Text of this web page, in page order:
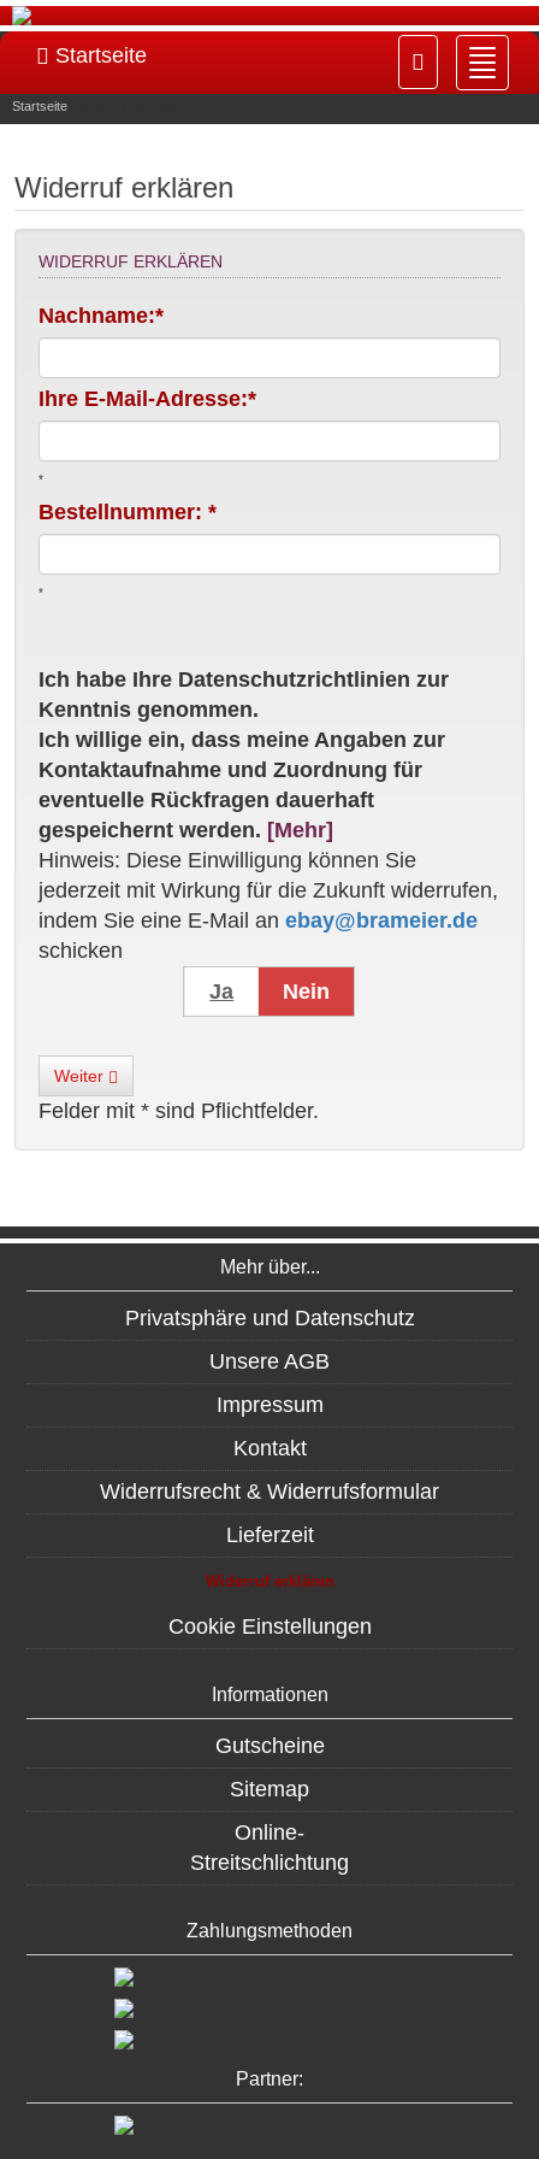
ein-/
Startseite
Startseite
Widerruf erklären
WIDERRUF ERKLÄREN
Nachname:*
Ihre E-Mail-Adresse:*
*
Bestellnummer: *
*
Ich habe Ihre Datenschutzrichtlinien zur
Kenntnis genommen.
Ich willige ein, dass meine Angaben zur
Kontaktaufnahme und Zuordnung für
eventuelle Rückfragen dauerhaft
gespeichernt werden. [Mehr]
Hinweis: Diese Einwilligung können Sie
jederzeit mit Wirkung für die Zukunft widerrufen,
indem Sie eine E-Mail an ebay@brameier.de
schicken
Ja
Nein
Weiter
Felder mit * sind Pflichtfelder.
Mehr über...
Privatsphäre und Datenschutz
Unsere AGB
Impressum
Kontakt
Widerrufsrecht & Widerrufsformular
Lieferzeit
Widerruf erklären
Cookie Einstellungen
Informationen
Gutscheine
Sitemap
Online-
Streitschlichtung
Zahlungsmethoden
Partner: